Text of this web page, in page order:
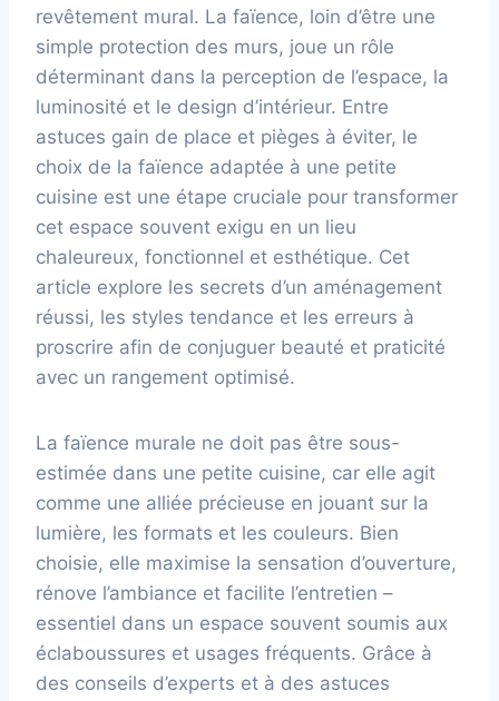
revêtement mural. La faïence, loin d’être une
simple protection des murs, joue un rôle
déterminant dans la perception de l’espace, la
luminosité et le design d’intérieur. Entre
astuces gain de place et pièges à éviter, le
choix de la faïence adaptée à une petite
cuisine est une étape cruciale pour transformer
cet espace souvent exigu en un lieu
chaleureux, fonctionnel et esthétique. Cet
article explore les secrets d’un aménagement
réussi, les styles tendance et les erreurs à
proscrire afin de conjuguer beauté et praticité
avec un rangement optimisé.
La faïence murale ne doit pas être sous-
estimée dans une petite cuisine, car elle agit
comme une alliée précieuse en jouant sur la
lumière, les formats et les couleurs. Bien
choisie, elle maximise la sensation d’ouverture,
rénove l’ambiance et facilite l’entretien –
essentiel dans un espace souvent soumis aux
éclaboussures et usages fréquents. Grâce à
des conseils d’experts et à des astuces